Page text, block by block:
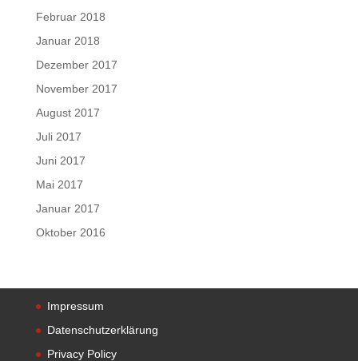
Februar 2018
Januar 2018
Dezember 2017
November 2017
August 2017
Juli 2017
Juni 2017
Mai 2017
Januar 2017
Oktober 2016
Impressum
Datenschutzerklärung
Privacy Policy